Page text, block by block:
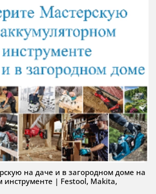
на даче и в загородном доме на
инструменте | Festool, Makita,